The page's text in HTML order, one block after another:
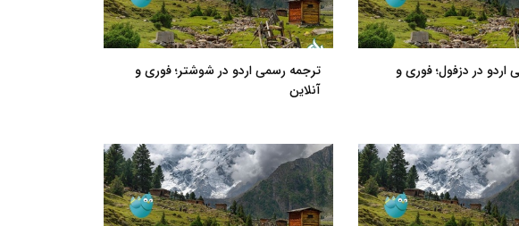
اردو در دزفول؛ فوری و
ترجمه رسمی اردو در شوشتر؛ فوری و
آنلاین